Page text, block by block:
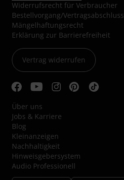
Widerrufsrecht für Verbraucher
Bestellvorgang/Vertragsabschluss
Mängelhaftungsrecht
Erklärung zur Barrierefreiheit
Vertrag widerrufen
Über uns
Jobs & Karriere
Blog
Kleinanzeigen
Nachhaltigkeit
Hinweisgebersystem
Audio Professionell